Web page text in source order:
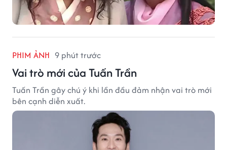
PHIM ẢNH 9 phút trước
Vai trò mới của Tuấn Trần
Tuấn Trần gây chú ý khi lần đầu đảm nhận vai trò mới
bên cạnh diễn xuất.